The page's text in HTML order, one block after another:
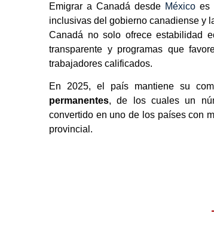
Emigrar a Canadá desde México es
inclusivas del gobierno canadiense y
Canadá no solo ofrece estabilidad
transparente y programas que
trabajadores calificados.
En 2025, el país mantiene su
permanentes, de los cuales un
convertido en uno de los países con
provincial.